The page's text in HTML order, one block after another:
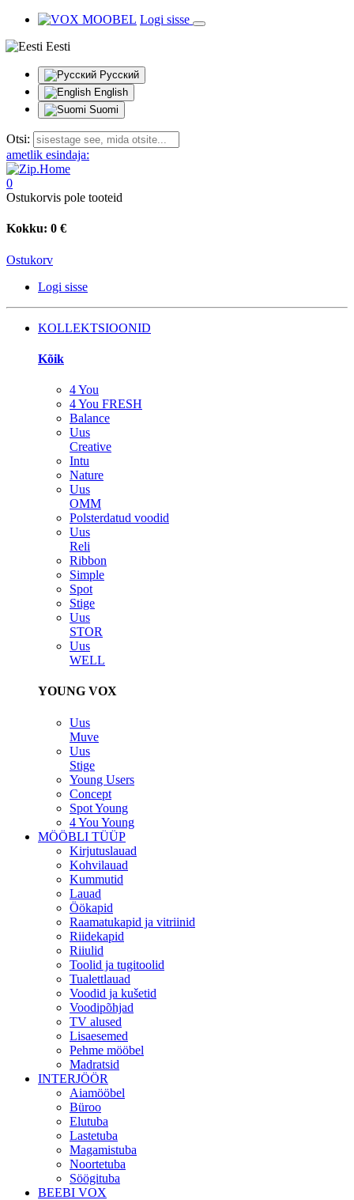
Logi sisse
Eesti
Русский
English
Suomi
Otsi:
ametlik esindaja:
0
Ostukorvis pole tooteid
Kokku: 0 €
Ostukorv
Logi sisse
KOLLEKTSIOONID
Kõik
4 You
4 You FRESH
Balance
Uus
Creative
Intu
Nature
Uus
OMM
Polsterdatud voodid
Uus
Reli
Ribbon
Simple
Spot
Stige
Uus
STOR
Uus
WELL
YOUNG VOX
Uus
Muve
Uus
Stige
Young Users
Concept
Spot Young
4 You Young
MÖÖBLI TÜÜP
Kirjutuslauad
Kohvilauad
Kummutid
Lauad
Öökapid
Raamatukapid ja vitriinid
Riidekapid
Riiulid
Toolid ja tugitoolid
Tualettlauad
Voodid ja kušetid
Voodipõhjad
TV alused
Lisaesemed
Pehme mööbel
Madratsid
INTERJÖÖR
Aiamööbel
Büroo
Elutuba
Lastetuba
Magamistuba
Noortetuba
Söögituba
BEEBI VOX